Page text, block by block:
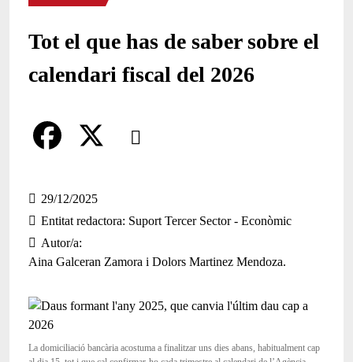
Tot el que has de saber sobre el
calendari fiscal del 2026
Comparteix
a
c
o
29/12/2025
Entitat redactora Suport Tercer Sector - Econòmic
Autor/a
Aina Galceran Zamora i Dolors Martinez Mendoza.
La domiciliació bancària acostuma a finalitzar uns dies abans, habitualment cap